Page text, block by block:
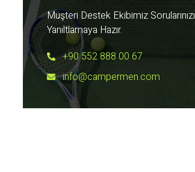
Müşteri Destek Ekibimiz Sorularınızı
Yanıltlamaya Hazır.
+90 552 888 00 67
info@campermen.com